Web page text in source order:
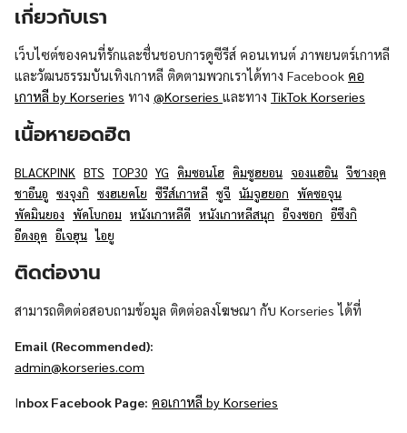
เกี่ยวกับเรา
เว็บไซต์ของคนที่รักและชื่นชอบการดูซีรีส์ คอนเทนต์ ภาพยนตร์เกาหลี
และวัฒนธรรมบันเทิงเกาหลี ติดตามพวกเราได้ทาง Facebook คอ
เกาหลี by Korseries ทาง @Korseries และทาง TikTok Korseries
เนื้อหายอดฮิต
BLACKPINK BTS TOP30 YG คิมซอนโฮ คิมซูฮยอน จองแฮอิน จีชางอุค
ชาอึนอู ซงจุงกิ ซงฮเยคโย ซีรีส์เกาหลี ซูจี นัมจูฮยอก พัคซอจุน
พัคมินยอง พัคโบกอม หนังเกาหลีดี หนังเกาหลีสนุก อีจงซอก อีซึงกิ
อีดงอุค อีเจฮุน ไอยู
ติดต่องาน
สามารถติดต่อสอบถามข้อมูล ติดต่อลงโฆษณา กับ Korseries ได้ที่
Email (Recommended):
admin@korseries.com
Inbox Facebook Page: คอเกาหลี by Korseries